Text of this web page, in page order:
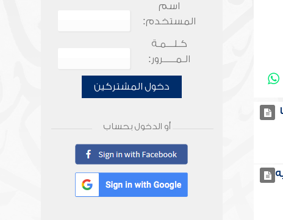
اسم
المستخدم:
كـلـــمـة
الـمـــــرور:
دخول المشتركين
أو الدخول بحساب